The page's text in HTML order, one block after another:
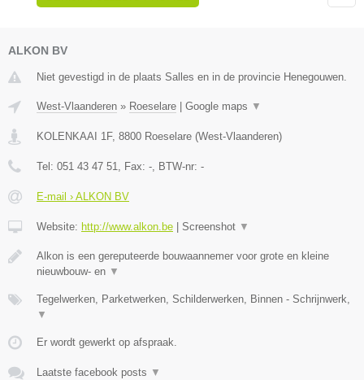
ALKON BV
Niet gevestigd in de plaats Salles en in de provincie Henegouwen.
West-Vlaanderen » Roeselare | Google maps ▼
KOLENKAAI 1F, 8800 Roeselare (West-Vlaanderen)
Tel: 051 43 47 51 , Fax: - , BTW-nr: -
E-mail › ALKON BV
Website: http://www.alkon.be | Screenshot ▼
Alkon is een gereputeerde bouwaannemer voor grote en kleine
nieuwbouw- en ▼
Tegelwerken, Parketwerken, Schilderwerken, Binnen - Schrijnwerk,
▼
Er wordt gewerkt op afspraak.
Laatste facebook posts ▼